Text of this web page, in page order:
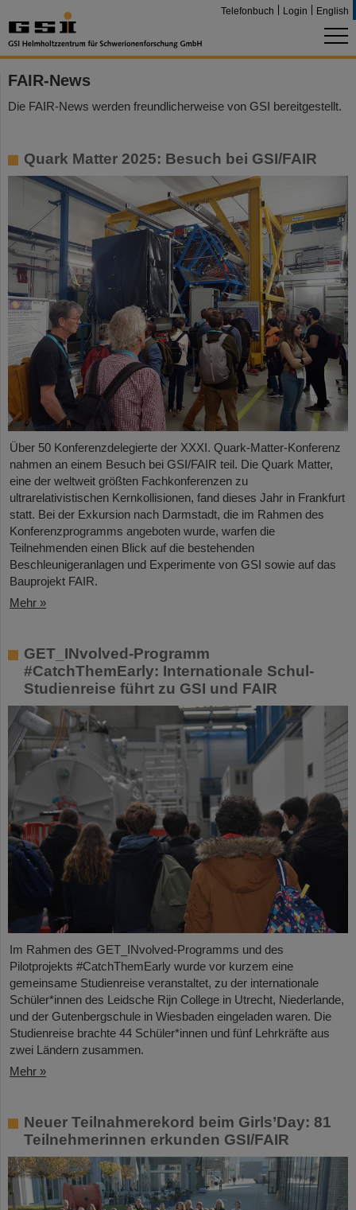
Telefonbuch Login English
FAIR-News
Die FAIR-News werden freundlicherweise von GSI bereitgestellt.
Quark Matter 2025: Besuch bei GSI/FAIR
Über 50 Konferenzdelegierte der XXXI. Quark-Matter-Konferenz
nahmen an einem Besuch bei GSI/FAIR teil. Die Quark Matter,
eine der weltweit größten Fachkonferenzen zu
ultrarelativistischen Kernkollisionen, fand dieses Jahr in Frankfurt
statt. Bei der Exkursion nach Darmstadt, die im Rahmen des
Konferenzprogramms angeboten wurde, warfen die
Teilnehmenden einen Blick auf die bestehenden
Beschleunigeranlagen und Experimente von GSI sowie auf das
Bauprojekt FAIR.
Mehr »
GET_INvolved-Programm
#CatchThemEarly: Internationale Schul-
Studienreise führt zu GSI und FAIR
Im Rahmen des GET_INvolved-Programms und des
Pilotprojekts #CatchThemEarly wurde vor kurzem eine
gemeinsame Studienreise veranstaltet, zu der internationale
Schüler*innen des Leidsche Rijn College in Utrecht, Niederlande,
und der Gutenbergschule in Wiesbaden eingeladen waren. Die
Studienreise brachte 44 Schüler*innen und fünf Lehrkräfte aus
zwei Ländern zusammen.
Mehr »
Neuer Teilnahmerekord beim Girls’Day: 81
Teilnehmerinnen erkunden GSI/FAIR